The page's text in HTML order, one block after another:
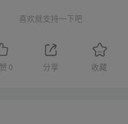
喜欢就支持一下吧
0 分享 收藏